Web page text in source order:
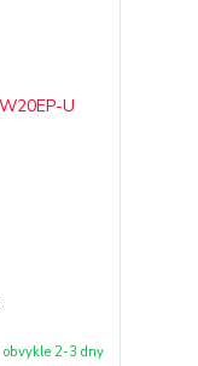
obvykle 2-3 dny